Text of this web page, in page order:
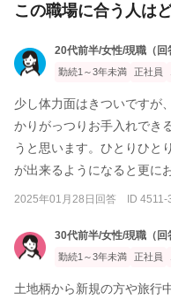
この職場に合う人は
20代前半/女性/現職（回
勤続1～3年未満
正社員
少し体力面はきついですが
かりがっつりお手入れでき
うと思います。ひとりひと
が出来るようになると更に
2025年01月28日回答 ID 4511-
30代前半/女性/現職（回
勤続1～3年未満
正社員
土地柄から新規の方や旅行